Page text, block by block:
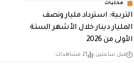
محليات
التربية: استرداد مليار ونصف
المليار دينار خلال الأشهر الستة
الأولى من 2026
قبل ساعتين 21 مشاهدات